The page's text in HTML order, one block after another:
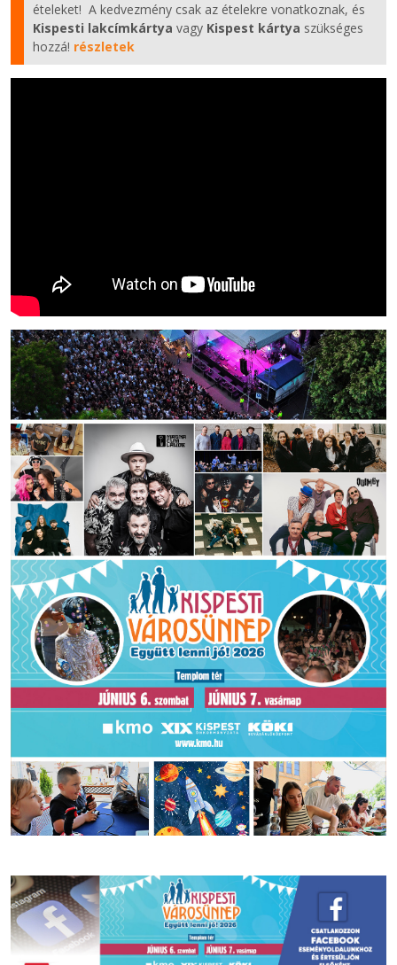
ételeket! A kedvezmény csak az ételekre vonatkoznak, és
Kispesti lakcímkártya vagy Kispest kártya szükséges
hozzá! részletek